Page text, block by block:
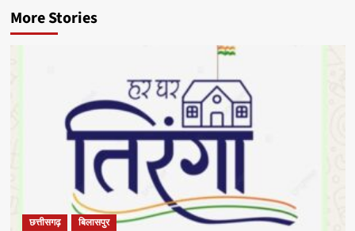
More Stories
छत्तीसगढ़ बिलासपुर